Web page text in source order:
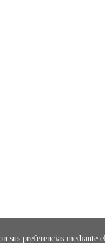
preferencias mediante